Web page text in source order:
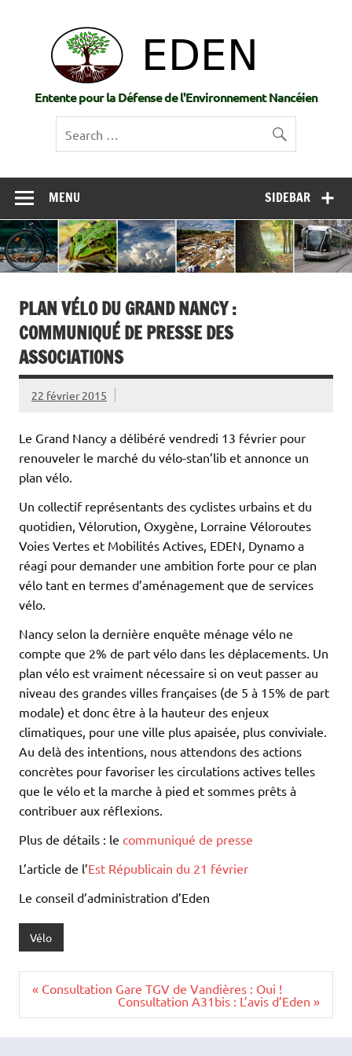
Entente pour la Défense de l'Environnement Nancéien
SIDEBAR
MENU
PLAN VÉLO DU GRAND NANCY :
COMMUNIQUÉ DE PRESSE DES
ASSOCIATIONS
22 février 2015
Le Grand Nancy a délibéré vendredi 13 février pour
renouveler le marché du vélo-stan’lib et annonce un
plan vélo.
Un collectif représentants des cyclistes urbains et du
quotidien, Vélorution, Oxygène, Lorraine Véloroutes
Voies Vertes et Mobilités Actives, EDEN, Dynamo a
réagi pour demander une ambition forte pour ce plan
vélo tant en termes d’aménagement que de services
vélo.
Nancy selon la dernière enquête ménage vélo ne
compte que 2% de part vélo dans les déplacements. Un
plan vélo est vraiment nécessaire si on veut passer au
niveau des grandes villes françaises (de 5 à 15% de part
modale) et donc être à la hauteur des enjeux
climatiques, pour une ville plus apaisée, plus conviviale.
Au delà des intentions, nous attendons des actions
concrètes pour favoriser les circulations actives telles
que le vélo et la marche à pied et sommes prêts à
contribuer aux réflexions.
Plus de détails : le communiqué de presse
L’article de l’Est Républicain du 21 février
Le conseil d’administration d’Eden
Vélo
Navigation
« Consultation Gare TGV de Vandières : Oui !
Consultation A31bis : L’avis d’Eden »